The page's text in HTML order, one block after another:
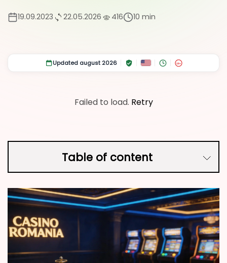
19.09.2023 22.05.2026 416 10 min
Updated august 2026 18+
Failed to load. Retry
Table of content